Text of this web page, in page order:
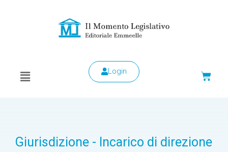
Login
Giurisdizione - Incarico di direzione